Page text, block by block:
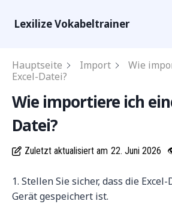
Lexilize Vokabeltrainer
Hauptseite Import
Wie
Excel-Datei?
Wie importiere ich
Datei?
Zuletzt aktualisiert am 22. Juni 2026
1. Stellen Sie sicher, dass die
Gerät gespeichert ist.